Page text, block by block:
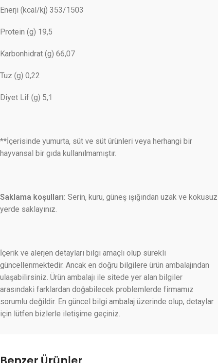
Enerji (kcal/kj) 353/1503
Protein (g) 19,5
Karbonhidrat (g) 66,07
Tuz (g) 0,22
Diyet Lif (g) 5,1
**İçerisinde yumurta, süt ve süt ürünleri veya herhangi bir
hayvansal bir gıda kullanılmamıştır.
Saklama koşulları: Serin, kuru, güneş ışığından uzak ve kokusuz
yerde saklayınız.
İçerik ve alerjen detayları bilgi amaçlı olup sürekli
güncellenmektedir. Ancak en doğru bilgilere ürün ambalajından
ulaşabilirsiniz. Ürün ambalajı ile sitede yer alan bilgiler
arasındaki farklardan doğabilecek problemlerde firmamız
sorumlu değildir. En güncel bilgi ambalaj üzerinde olup, detaylar
için lütfen bizlerle iletişime geçiniz.